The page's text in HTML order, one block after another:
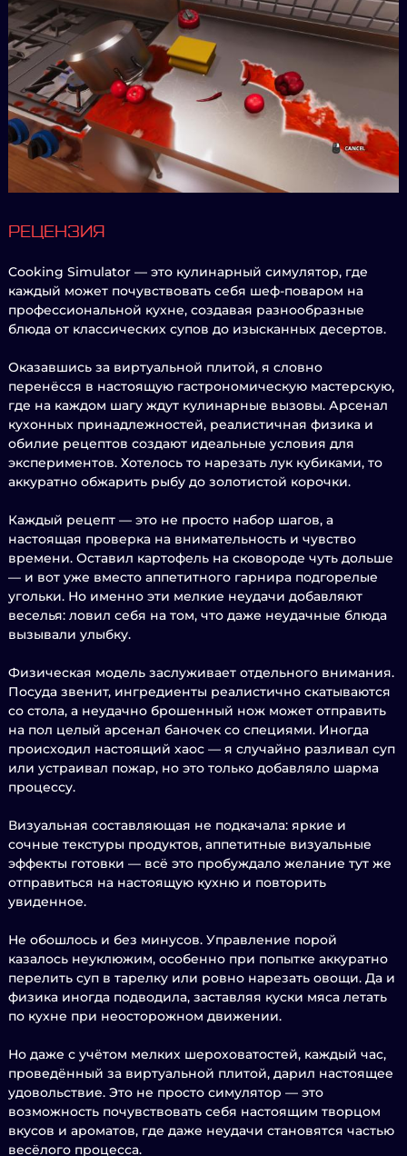
РЕЦЕНЗИЯ
Cooking Simulator — это кулинарный симулятор, где
каждый может почувствовать себя шеф-поваром на
профессиональной кухне, создавая разнообразные
блюда от классических супов до изысканных десертов.
Оказавшись за виртуальной плитой, я словно
перенёсся в настоящую гастрономическую мастерскую,
где на каждом шагу ждут кулинарные вызовы. Арсенал
кухонных принадлежностей, реалистичная физика и
обилие рецептов создают идеальные условия для
экспериментов. Хотелось то нарезать лук кубиками, то
аккуратно обжарить рыбу до золотистой корочки.
Каждый рецепт — это не просто набор шагов, а
настоящая проверка на внимательность и чувство
времени. Оставил картофель на сковороде чуть дольше
— и вот уже вместо аппетитного гарнира подгорелые
угольки. Но именно эти мелкие неудачи добавляют
веселья: ловил себя на том, что даже неудачные блюда
вызывали улыбку.
Физическая модель заслуживает отдельного внимания.
Посуда звенит, ингредиенты реалистично скатываются
со стола, а неудачно брошенный нож может отправить
на пол целый арсенал баночек со специями. Иногда
происходил настоящий хаос — я случайно разливал суп
или устраивал пожар, но это только добавляло шарма
процессу.
Визуальная составляющая не подкачала: яркие и
сочные текстуры продуктов, аппетитные визуальные
эффекты готовки — всё это пробуждало желание тут же
отправиться на настоящую кухню и повторить
увиденное.
Не обошлось и без минусов. Управление порой
казалось неуклюжим, особенно при попытке аккуратно
перелить суп в тарелку или ровно нарезать овощи. Да и
физика иногда подводила, заставляя куски мяса летать
по кухне при неосторожном движении.
Но даже с учётом мелких шероховатостей, каждый час,
проведённый за виртуальной плитой, дарил настоящее
удовольствие. Это не просто симулятор — это
возможность почувствовать себя настоящим творцом
вкусов и ароматов, где даже неудачи становятся частью
весёлого процесса.